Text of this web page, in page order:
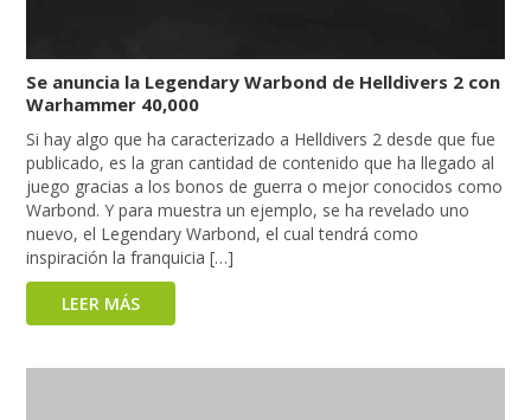
Se anuncia la Legendary Warbond de Helldivers 2 con
Warhammer 40,000
Si hay algo que ha caracterizado a Helldivers 2 desde que fue
publicado, es la gran cantidad de contenido que ha llegado al
juego gracias a los bonos de guerra o mejor conocidos como
Warbond. Y para muestra un ejemplo, se ha revelado uno
nuevo, el Legendary Warbond, el cual tendrá como
inspiración la franquicia […]
LEER MÁS